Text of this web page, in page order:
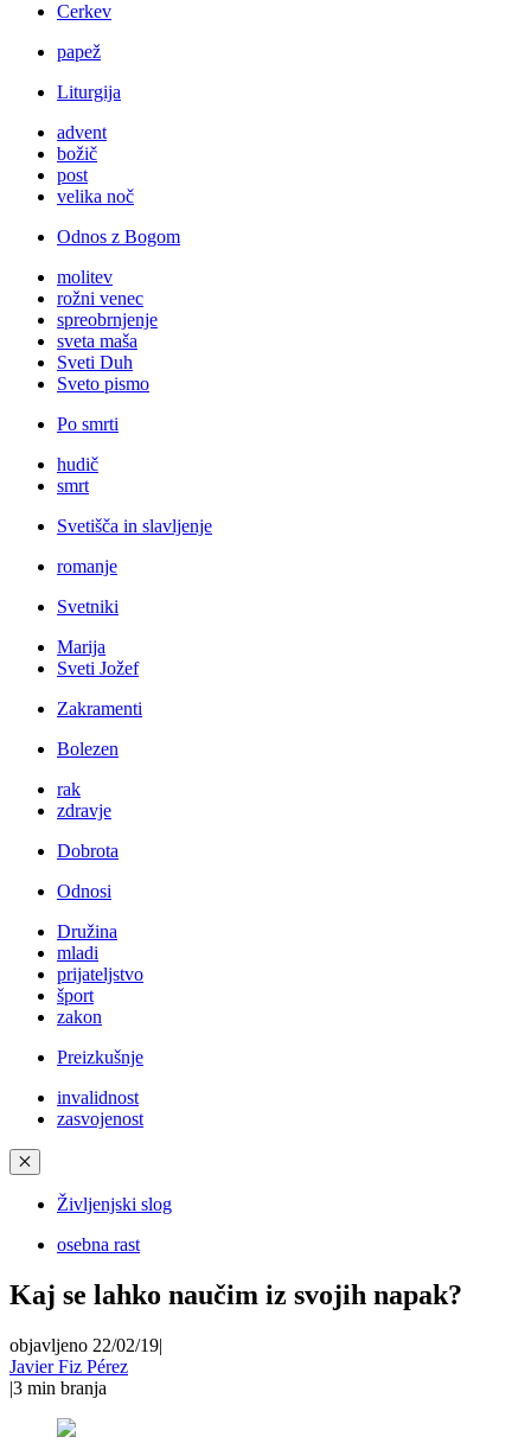
Cerkev
papež
Liturgija
advent
božič
post
velika noč
Odnos z Bogom
molitev
rožni venec
spreobrnjenje
sveta maša
Sveti Duh
Sveto pismo
Po smrti
hudič
smrt
Svetišča in slavljenje
romanje
Svetniki
Marija
Sveti Jožef
Zakramenti
Bolezen
rak
zdravje
Dobrota
Odnosi
Družina
mladi
prijateljstvo
šport
zakon
Preizkušnje
invalidnost
zasvojenost
✕
Življenjski slog
osebna rast
Kaj se lahko naučim iz svojih napak?
objavljeno 22/02/19|
Javier Fiz Pérez
|3 min branja